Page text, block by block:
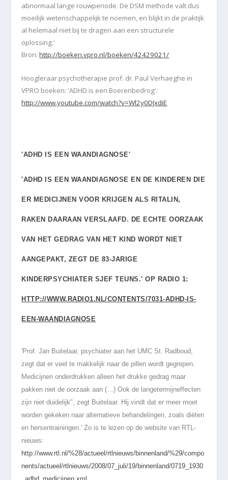
abnormaal lange rouwperiode. De DSM methode valt dus
moeilijk wetenschappelijk te noemen, en blijkt in de praktijk
al helemaal niet bij te dragen aan een structurele
oplossing.'
Bron:http://boeken.vpro.nl/boeken/42429021/
Hoogleraar psychotherapie prof. dr. Paul Verhaeghe in
VPRO boeken: 'ADHD is een Boerenbedrog':
http://www.youtube.com/watch?v=Wl2y0DJxdiE
'ADHD IS EEN WAANDIAGNOSE'
'ADHD IS EEN WAANDIAGNOSE EN DE KINDEREN DIE
ER MEDICIJNEN VOOR KRIJGEN ALS RITALIN,
RAKEN DAARAAN VERSLAAFD. DE ECHTE OORZAAK
VAN HET GEDRAG VAN HET KIND WORDT NIET
AANGEPAKT, ZEGT DE 83-JARIGE
KINDERPSYCHIATER SJEF TEUNS.' OP RADIO 1:
HTTP://WWW.RADIO1.NL/CONTENTS/7031-ADHD-IS-
EEN-WAANDIAGNOSE
'Prof. Jan Buitelaar, psychiater aan het UMC St. Radboud,
zegt dat er veel te makkelijk naar de pillen wordt gegrepen.
Medicijnen onderdrukken alleen het drukke gedrag maar
pakken niet de oorzaak aan (…) Ook de langetermijneffecten
zijn niet duidelijk", zegt Buitelaar. Hij vindt dat er meer moet
worden gekeken naar alternatieve behandelingen, zoals diëten
en hersentrainingen.' Zo is te lezen op de website van RTL-
nieuws:
http://www.rtl.nl/%28/actueel/rtlnieuws/binnenland/%29/compo
nents/actueel/rtlnieuws/2008/07_juli/19/binnenland/0719_1930